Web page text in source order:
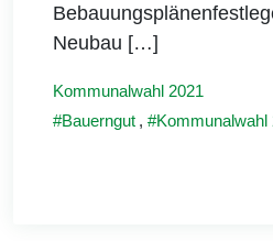
Neubau […]
Kommunalwahl 2021
Bauerngut , Kommunalwahl